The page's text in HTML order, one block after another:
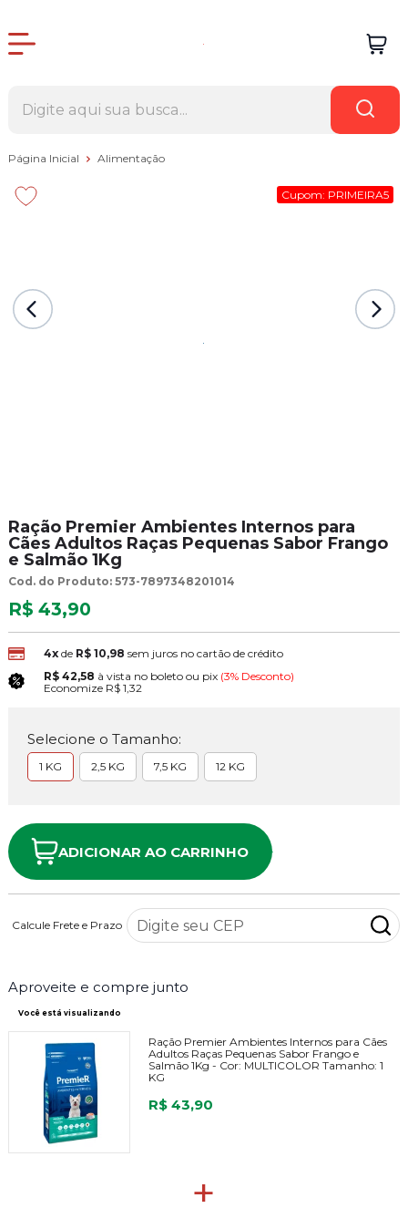
Página Inicial Alimentação
Cupom: PRIMEIRA5
Ração Premier Ambientes Internos para
Cães Adultos Raças Pequenas Sabor Frango
e Salmão 1Kg
Cod. do Produto: 573-7897348201014
R$ 43,90
4xde R$ 10,98 sem juros no cartão de crédito
R$ 42,58 à vista no boleto ou pix (3% Desconto)
Economize R$ 1,32
Selecione o Tamanho:
1 KG 2,5 KG 7,5 KG 12 KG
ADICIONAR AO CARRINHO
Calcule Frete e Prazo
Aproveite e compre junto
Você está visualizando
Ração Premier Ambientes Internos para Cães
Adultos Raças Pequenas Sabor Frango e
Salmão 1Kg - Cor: MULTICOLOR Tamanho: 1
KG
R$ 43,90
+